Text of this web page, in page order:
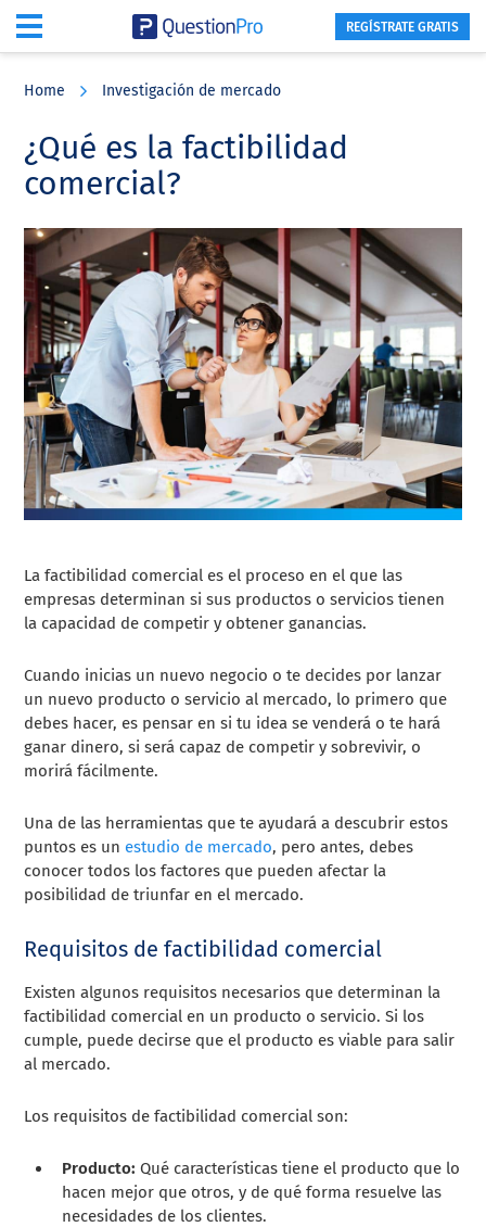
content
sidebar
REGÍSTRATE GRATIS
Home Investigación de mercado
¿Qué es la factibilidad
comercial?
La factibilidad comercial es el proceso en el que las
empresas determinan si sus productos o servicios tienen
la capacidad de competir y obtener ganancias.
Cuando inicias un nuevo negocio o te decides por lanzar
un nuevo producto o servicio al mercado, lo primero que
debes hacer, es pensar en si tu idea se venderá o te hará
ganar dinero, si será capaz de competir y sobrevivir, o
morirá fácilmente.
Una de las herramientas que te ayudará a descubrir estos
puntos es un estudio de mercado, pero antes, debes
conocer todos los factores que pueden afectar la
posibilidad de triunfar en el mercado.
Requisitos de factibilidad comercial
Existen algunos requisitos necesarios que determinan la
factibilidad comercial en un producto o servicio. Si los
cumple, puede decirse que el producto es viable para salir
al mercado.
Los requisitos de factibilidad comercial son:
Producto: Qué características tiene el producto que lo
hacen mejor que otros, y de qué forma resuelve las
necesidades de los clientes.